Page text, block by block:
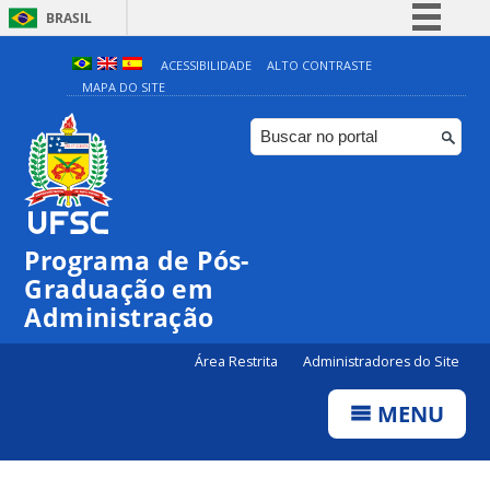
BRASIL
Simplifique!
Comunica BR
Participe
ACESSIBILIDADE
ALTO CONTRASTE
MAPA DO SITE
Programa de Pós-
Graduação em
Administração
Área Restrita Administradores do Site
MENU